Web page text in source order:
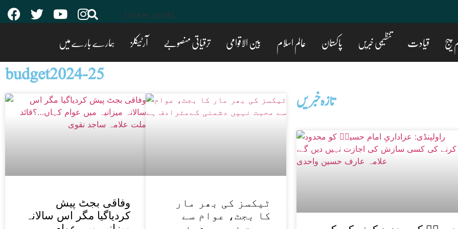
[ticker_post]
قیادت تنظیمی خبریں پاکستان عالم اسلام بین الاقوامی ترقیاتی منصوبے آرٹیکلز ہمارے بارے میں
budget2024-25
وفاقی بجٹ پیش
کردیاگیا مگر اس سالانہ
ٹیکسز کی بھر مار
کا بجٹ، عوام سے
تازه خبریں